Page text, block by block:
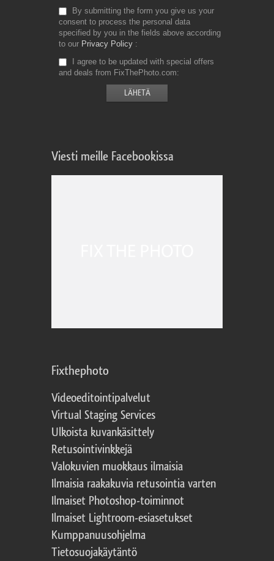
By submitting the form you give us your
consent to process the personal data
specified by you in the fields above according
to our Privacy Policy
I agree to be updated with special offers
and deals from FixThePhoto.com
Viesti meille Facebookissa
Fixthephoto
Videoeditointipalvelut
Virtual Staging Services
Ulkoista kuvankäsittely
Retusointivinkkejä
Valokuvien muokkaus ilmaisia
Ilmaisia raakakuvia retusointia varten
Ilmaiset Photoshop-toiminnot
Ilmaiset Lightroom-esiasetukset
Kumppanuusohjelma
Tietosuojakäytäntö